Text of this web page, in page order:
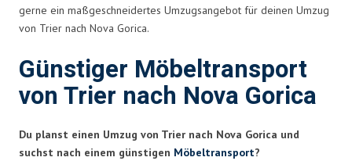
gerne ein maßgeschneidertes Umzugsangebot für deinen Umzug
von Trier nach Nova Gorica.
Günstiger Möbeltransport
von Trier nach Nova Gorica
Du planst einen Umzug von Trier nach Nova Gorica und
suchst nach einem günstigen Möbeltransport?